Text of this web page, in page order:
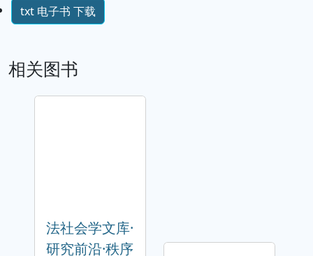
txt 电子书 下载
相关图书
法社会学文库·
研究前沿·秩序